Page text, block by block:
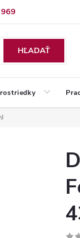
HĽADAŤ